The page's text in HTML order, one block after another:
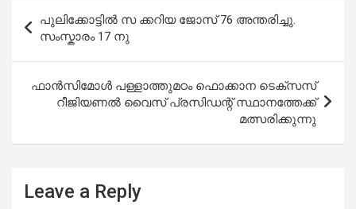
navigation
പുലിക്കോട്ടിൽ സ ക്കറിയ ജോസ് 76 അന്തരിച്ചു.
സംസ്കാരം 17 നു
ഫാന്‍സിമോള്‍ പള്ളാത്തുമഠം ഫൊക്കാന ടെക്‌സസ്
റീജിയണല്‍ വൈസ് പ്രസിഡന്റ് സ്ഥാനത്തേക്ക്
മത്സരിക്കുന്നു
Leave a Reply